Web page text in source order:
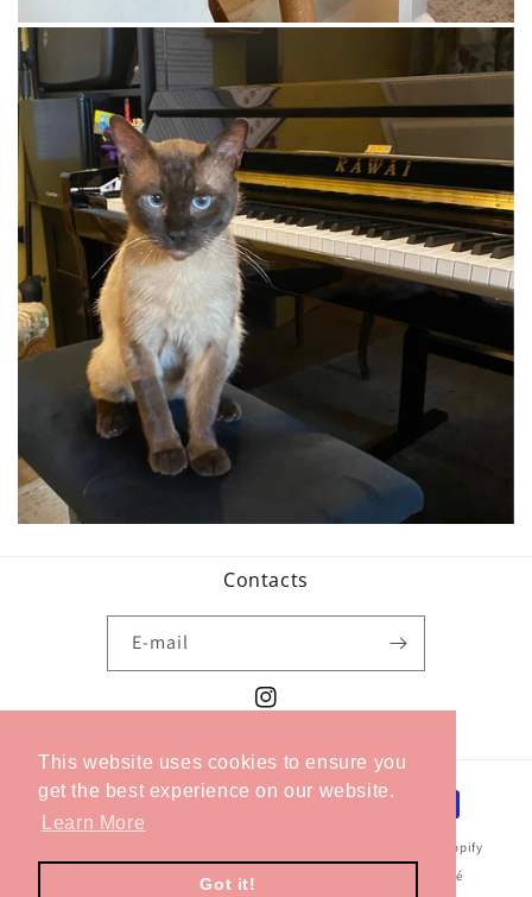
This website uses cookies to ensure you
get the best experience on our website.
Learn More
Got it!
Contacts
E-mail
Instagram
Moyens
de
paiement
Commerce électronique propulsé par Shopify
Politique de remboursement
Politique de confidentialité